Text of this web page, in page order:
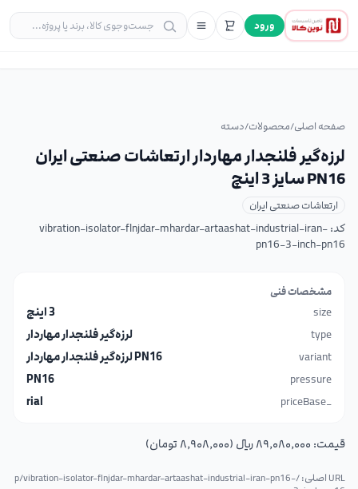
ورود
صفحه اصلی/محصولات/دسته
لرزه‌گیر فلنجدار مهاردار ارتعاشات صنعتی ایران
PN16 سایز 3 اینچ
ارتعاشات صنعتی ایران
کد:vibration-isolator-flnjdar-mhardar-artaashat-industrial-iran-
pn16-3-inch-pn16
مشخصات فنی
size
3 اینچ
type
لرزه‌گیر فلنجدار مهاردار
variant
PN16 لرزه‌گیر فلنجدار مهاردار
pressure
PN16
_priceBase
rial
قیمت: ۸۹٬۰۸۰٬۰۰۰ ریال (۸٬۹۰۸٬۰۰۰ تومان)
URL اصلی: /p/
vibration-isolator-flnjdar-mhardar-artaashat-industrial-iran-pn16-